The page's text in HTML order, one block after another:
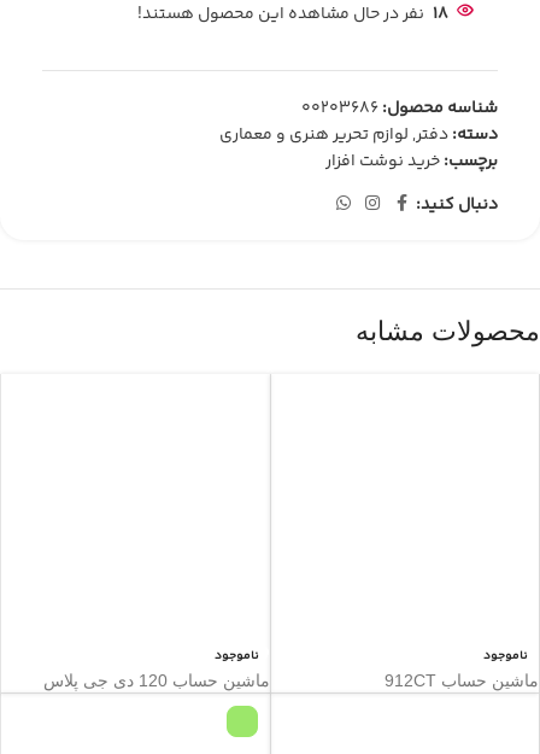
18 نفر در حال مشاهده این محصول هستند!
شناسه محصول:00203686
دسته:دفتر,لوازم تحریر هنری و معماری
برچسب:خرید نوشت افزار
دنبال کنید:
محصولات مشابه
ناموجود
ماشین حساب 912CT
ناموجود
ماشین حساب 120 دی جی پلاس